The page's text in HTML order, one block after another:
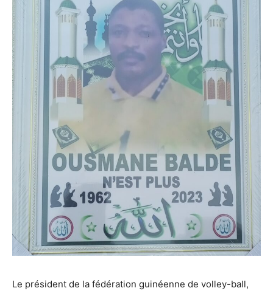
Le président de la fédération guinéenne de volley-ball,